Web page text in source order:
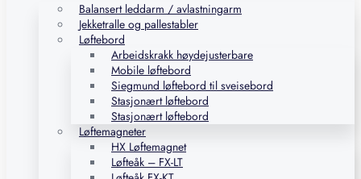
Balansert leddarm / avlastningarm
Jekketralle og pallestabler
Løftebord
Arbeidskrakk høydejusterbare
Mobile løftebord
Siegmund løftebord til sveisebord
Stasjonært løftebord
Stasjonært løftebord
Løftemagneter
HX Løftemagnet
Løfteåk – FX-LT